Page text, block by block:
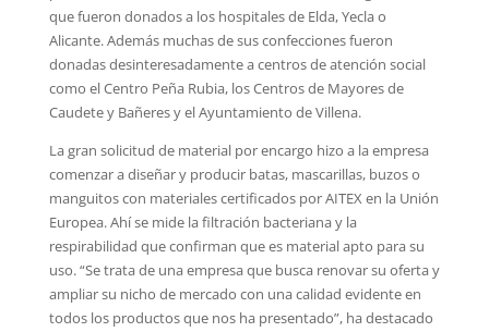
que fueron donados a los hospitales de Elda, Yecla o
Alicante. Además muchas de sus confecciones fueron
donadas desinteresadamente a centros de atención social
como el Centro Peña Rubia, los Centros de Mayores de
Caudete y Bañeres y el Ayuntamiento de Villena.
La gran solicitud de material por encargo hizo a la empresa
comenzar a diseñar y producir batas, mascarillas, buzos o
manguitos con materiales certificados por AITEX en la Unión
Europea. Ahí se mide la filtración bacteriana y la
respirabilidad que confirman que es material apto para su
uso. “Se trata de una empresa que busca renovar su oferta y
ampliar su nicho de mercado con una calidad evidente en
todos los productos que nos ha presentado”, ha destacado